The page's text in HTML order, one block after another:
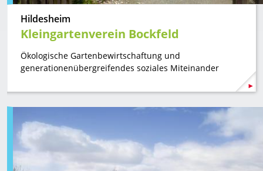
Hildesheim
Kleingartenverein Bockfeld
Ökologische Gartenbewirtschaftung und
generationenübergreifendes soziales Miteinander